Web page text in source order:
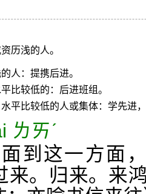
历浅的人。
人：提携后进。
比较低的：后进班组。
平比较低的人或集体：学先进
ㄌㄞˊ
到这一方面，
来。归来。来